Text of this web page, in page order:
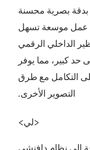
بدقة بصرية محسنة
عمل موسعة تسهل
الداخلي الرقمي
حد كبير، مما يوفر
التكامل مع طرق
التصوير الأخرى.
<لي>
إلى نظام دافنشي